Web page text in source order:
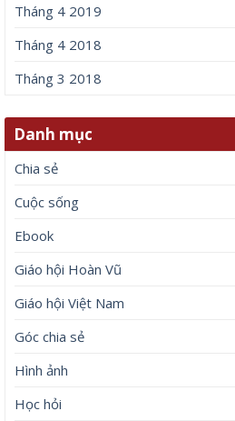
Tháng 4 2019
Tháng 4 2018
Tháng 3 2018
Danh mục
Chia sẻ
Cuộc sống
Ebook
Giáo hội Hoàn Vũ
Giáo hội Việt Nam
Góc chia sẻ
Hình ảnh
Học hỏi